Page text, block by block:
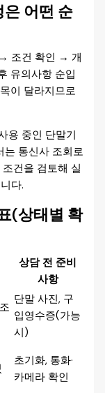
어떤 순
조건 확인 → 개
유의사항 순입
이 달라지므로
용 중인 단말기
는 통신사 조회로
건을 검토해 실
다.
(상태별 확
상담 전 준비
사항
단말 사진, 구
입영수증(가능
시)
초기화, 통화·
카메라 확인